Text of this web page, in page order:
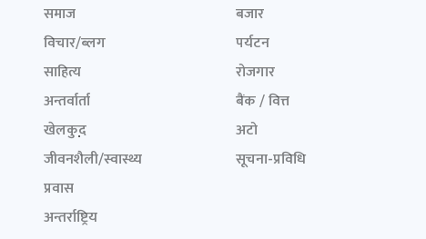
समाज
विचार/ब्लग
साहित्य
अन्तर्वार्ता
खेलकुद़़
जीवनशैली/स्वास्थ्य
प्रवास
अन्तर्राष्ट्रिय
बजार
पर्यटन
रोजगार
बैंक / वित्त
अटो
सूचना-प्रविधि